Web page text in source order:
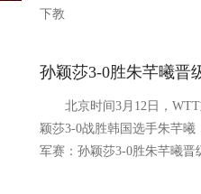
下教
孙颖莎3-0胜朱芊曦晋
北京时间3月12日，WTT
颖莎3-0战胜韩国选手朱芊
军赛：孙颖莎3-0胜朱芊曦晋